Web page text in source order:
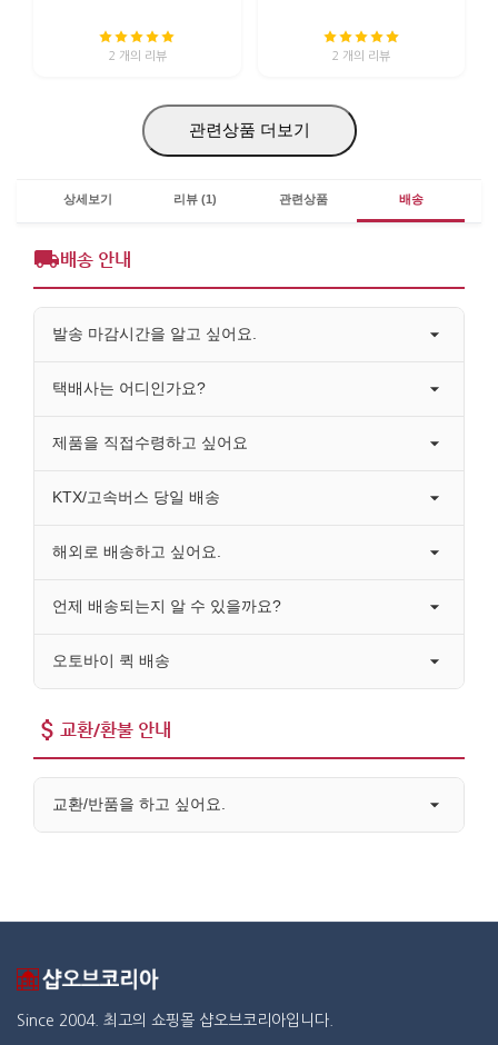
2 개의 리뷰 2 개의 리뷰
관련상품 더보기
상세보기 리뷰 (1) 관련상품 배송
배송 안내
발송 마감시간을 알고 싶어요.
택배사는 어디인가요?
제품을 직접수령하고 싶어요
KTX/고속버스 당일 배송
해외로 배송하고 싶어요.
언제 배송되는지 알 수 있을까요?
오토바이 퀵 배송
교환/환불 안내
교환/반품을 하고 싶어요.
Since 2004. 최고의 쇼핑몰 샵오브코리아입니다.